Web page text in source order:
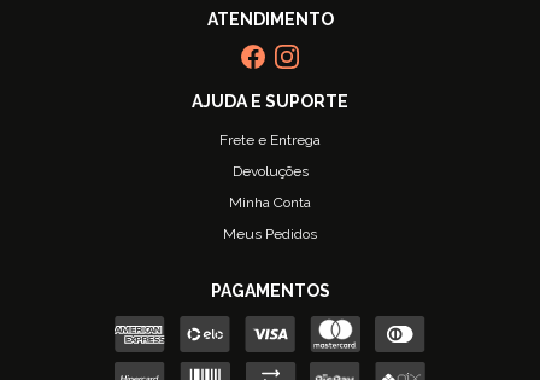
Frete e Entrega
Devoluções
Minha Conta
Meus Pedidos